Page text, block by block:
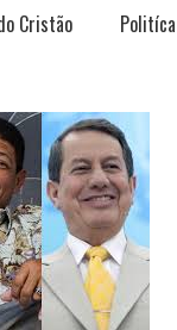
Cristão Politíca